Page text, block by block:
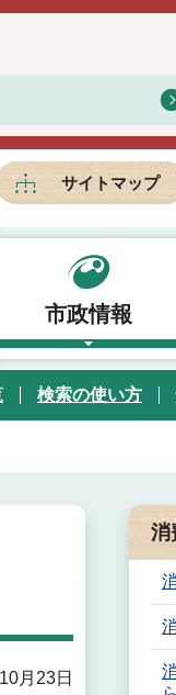
サイトマップ
市政情報
検索の使い方
月23日
消